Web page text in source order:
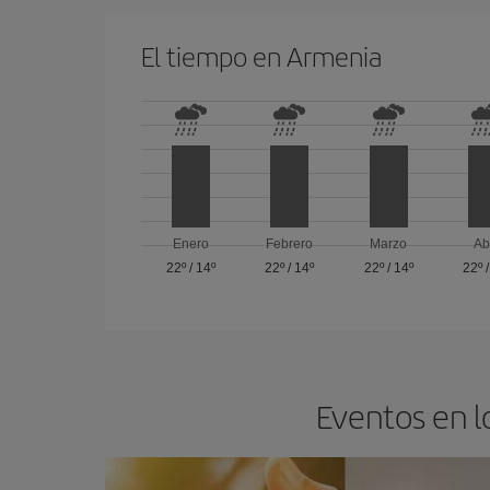
El tiempo en Armenia
Enero
22º/ 14º
Febrero
22º / 14º
Marzo
22º/ 14º
22º
Eventos en